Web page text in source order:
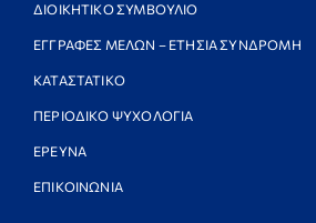
ΔΙΟΙΚΗΤΙΚΟ ΣΥΜΒΟΥΛΙΟ
ΕΓΓΡΑΦΕΣ ΜΕΛΩΝ – ΕΤΗΣΙΑ ΣΥΝΔΡΟΜΗ
ΚΑΤΑΣΤΑΤΙΚΟ
ΠΕΡΙΟΔΙΚΟ ΨΥΧΟΛΟΓΙΑ
ΕΡΕΥΝΑ
ΕΠΙΚΟΙΝΩΝΙΑ